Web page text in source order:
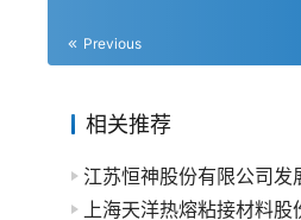
Previous
相关推荐
江苏恒神股份有限公司发
上海天洋热熔粘接材料